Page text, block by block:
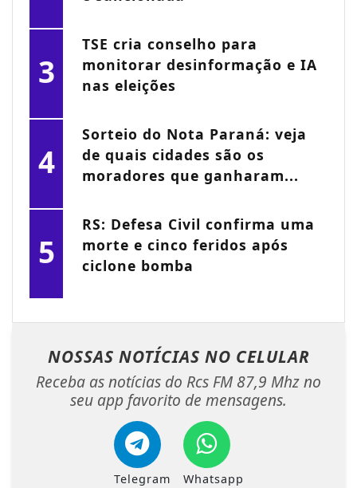
3
TSE cria conselho para
monitorar desinformação e IA
nas eleições
4
Sorteio do Nota Paraná: veja
de quais cidades são os
moradores que ganharam...
5
RS: Defesa Civil confirma uma
morte e cinco feridos após
ciclone bomba
NOSSAS NOTÍCIAS NO CELULAR
Receba as notícias do Rcs FM 87,9 Mhz no
seu app favorito de mensagens.
Telegram Whatsapp